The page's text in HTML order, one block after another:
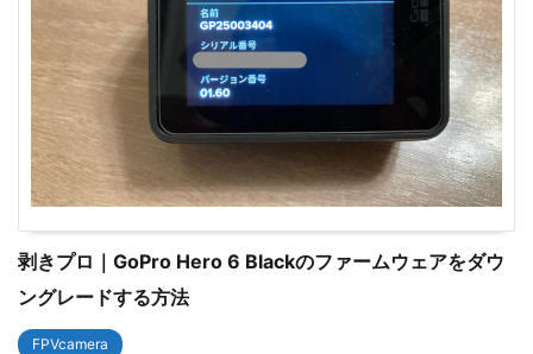
剥きプロ｜GoPro Hero 6 Blackのファームウェアをダウ
ングレードする方法
FPVcamera